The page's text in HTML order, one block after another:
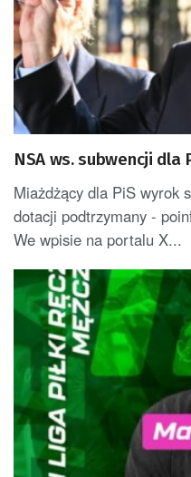
NSA ws. subwencji dla
Miażdżący dla PiS wyrok
dotacji podtrzymany -
We wpisie na portalu X...